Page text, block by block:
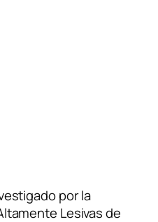
por la
Lesivas de